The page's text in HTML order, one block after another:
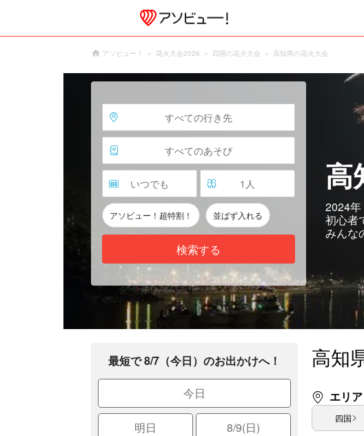
アソビュー！ 花火大会2026 四国の花火大会 高知県の花火大会
すべての行き先
すべてのあそび
いつでも 1 人
アソビュー！超特割！ 並ばず入れる
検索する
高
2024年
初心者
みんな
最短で 8/7（今日）のお出かけへ！
今日
明日 8/9(日)
高知
エリ
四国